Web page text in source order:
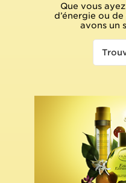
Que vous
d’énergie ou
avons un